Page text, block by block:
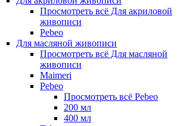
Просмотреть всё Для акриловой
живописи
Pebeo
Для масляной живописи
Просмотреть всё Для масляной
живописи
Maimeri
Pebeo
Просмотреть всё Pebeo
200 мл
400 мл